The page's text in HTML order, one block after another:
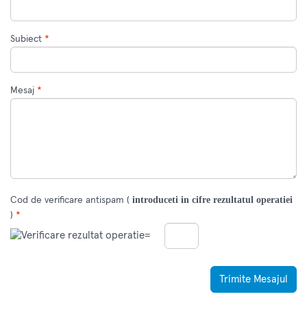
Subiect *
Mesaj *
Cod de verificare antispam ( introduceti in cifre rezultatul operatiei
) *
=